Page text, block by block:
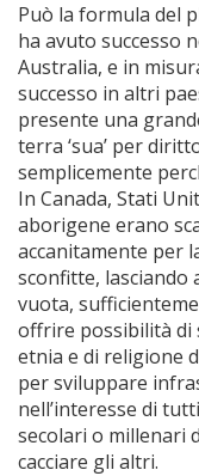
Può la formula del
ha avuto successo
Australia, e in
successo in altri
presente una
terra ‘sua’ per
semplicemente
In Canada, Stati
aborigene erano
accanitamente per
sconfitte,
vuota,
offrire possibilità di
etnia e di religione
per sviluppare
nell’interesse di
secolari o
cacciare gli altri.